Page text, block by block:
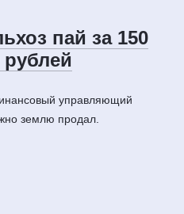
пай за 150
рублей
управляющий
землю продал.